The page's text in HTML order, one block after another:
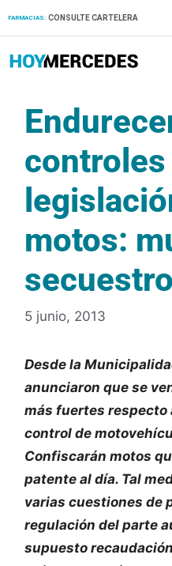
FARMACIAS: CONSULTE CARTELERA
controles
motos:
secuestro
5 junio, 2013
Desde la
anunciaron que se
más fuertes respecto
control de
Confiscarán motos
patente al día. Tal
varias cuestiones de
regulación del parte
supuesto